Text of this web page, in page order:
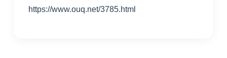
https://www.ouq.net/3785.html